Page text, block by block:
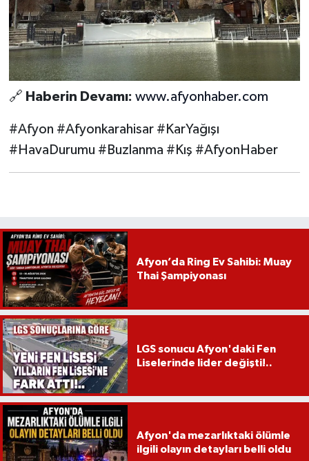
🔗 Haberin Devamı: www.afyonhaber.com
#Afyon #Afyonkarahisar #KarYağışı
#HavaDurumu #Buzlanma #Kış #AfyonHaber
Afyon’da Ring Ev Sahibi: Muay
Thai Şampiyonası
LGS sonucu Afyon'daki Fen
Liselerinde lider değişti!..
Afyon'da mezarlıktaki ölümle
ilgili olayın detayları belli oldu